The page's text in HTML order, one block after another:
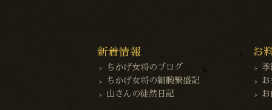
新着情報
ちかげ女将のブログ
ちかげ女将の細腕繁盛記
山さんの徒然日記
お
季
お
お